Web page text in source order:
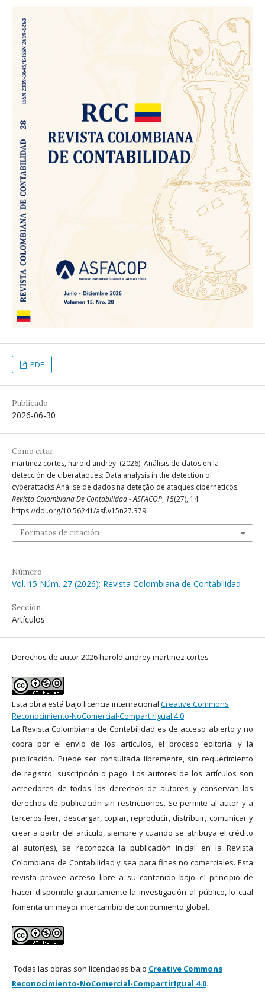
PDF
Publicado
2026-06-30
Cómo citar
martinez cortes, harold andrey. (2026). Análisis de datos en la
detección de ciberataques: Data analysis in the detection of
cyberattacks Análise de dados na deteção de ataques cibernéticos.
Revista Colombiana De Contabilidad - ASFACOP, 15(27), 14.
https://doi.org/10.56241/asf.v15n27.379
Formatos de citación
Número
Vol. 15 Núm. 27 (2026): Revista Colombiana de Contabilidad
Sección
Artículos
Derechos de autor 2026 harold andrey martinez cortes
Esta obra está bajo licencia internacional Creative Commons
Reconocimiento-NoComercial-CompartirIgual 4.0.
La Revista Colombiana de Contabilidad es de acceso abierto y no
cobra por el envío de los artículos, el proceso editorial y la
publicación. Puede ser consultada libremente, sin requerimiento
de registro, suscripción o pago. Los autores de los artículos son
acreedores de todos los derechos de autores y conservan los
derechos de publicación sin restricciones. Se permite al autor y a
terceros leer, descargar, copiar, reproducir, distribuir, comunicar y
crear a partir del artículo, siempre y cuando se atribuya el crédito
al autor(es), se reconozca la publicación inicial en la Revista
Colombiana de Contabilidad y sea para fines no comerciales. Esta
revista provee acceso libre a su contenido bajo el principio de
hacer disponible gratuitamente la investigación al público, lo cual
fomenta un mayor intercambio de conocimiento global.
Todas las obras son licenciadas bajo Creative Commons
Reconocimiento-NoComercial-CompartirIgual 4.0.